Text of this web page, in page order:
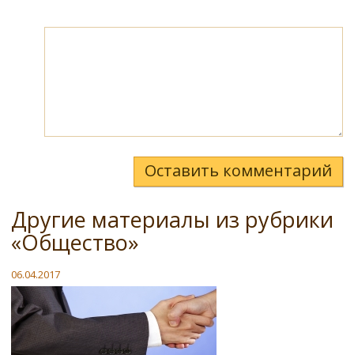
Оставить комментарий
Другие материалы из рубрики
«Общество»
06.04.2017